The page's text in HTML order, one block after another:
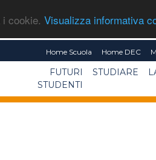
cookie. Visualizza informativa
Home Scuola Home DEC
FUTURI
STUDENTI
STUDIARE